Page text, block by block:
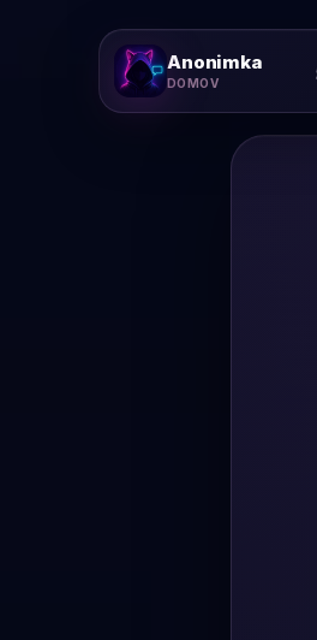
Anonimka
DOMOV